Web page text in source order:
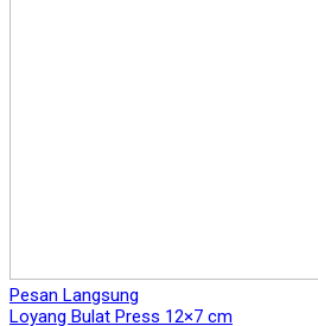
Pesan Langsung
Loyang Bulat Press 12×7 cm